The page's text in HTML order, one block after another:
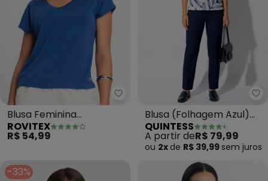
Rovitex - Blusa Feminina
Blusa Feminina
Viscotorcion (Azul)
ROVITEX
R$ 54,99
Blusa (Folhagem Azul)
com Decote V e Bolso
Frontal
QUINTESS
A partir deR$ 79,99
ou 2x de R$ 39,99 sem juros
-33%